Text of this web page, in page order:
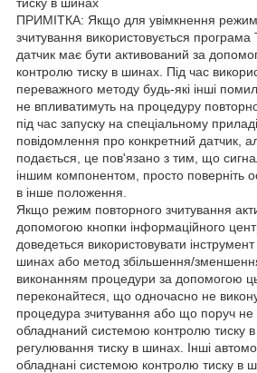
ПРИМІТКА: Якщо для увімкнення
зчитування використовується
датчик має бути активований за
контролю тиску в шинах. Під час
переважного методу будь-які інші
не впливатимуть на процедуру
під час запуску на спеціальному
повідомлення про конкретний датчик,
подається, це пов'язано з тим, що
іншим компонентом, просто поверніть
в інше положення.
Якщо режим повторного зчитування
допомогою кнопки інформаційного
доведеться використовувати
шинах або метод збільшення/
виконанням процедури за допомогою
переконайтеся, що одночасно не
процедура зчитування або що поруч не
обладнаний системою контролю тиску
регулювання тиску в шинах. Інші
обладнані системою контролю тиску в